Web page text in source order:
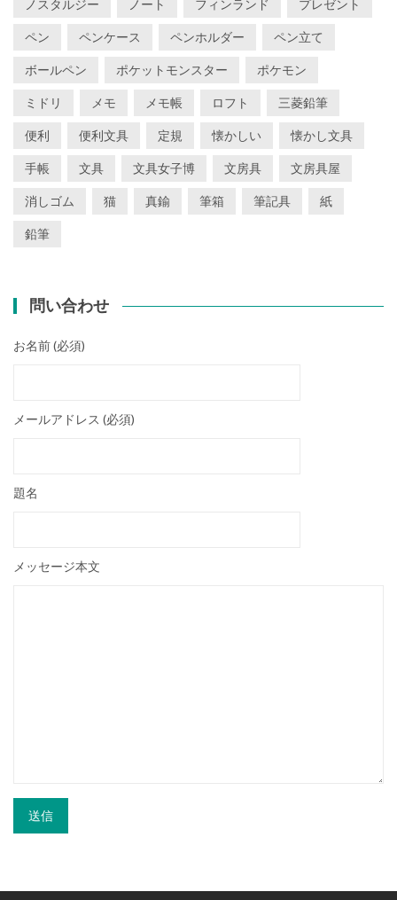
ノスタルジー ノート フィンランド プレゼント
ペン ペンケース ペンホルダー ペン立て
ボールペン ポケットモンスター ポケモン
ミドリ メモ メモ帳 ロフト 三菱鉛筆
便利 便利文具 定規 懐かしい 懐かし文具
手帳 文具 文具女子博 文房具 文房具屋
消しゴム 猫 真鍮 筆箱 筆記具 紙
鉛筆
問い合わせ
お名前 (必須)
メールアドレス (必須)
題名
メッセージ本文